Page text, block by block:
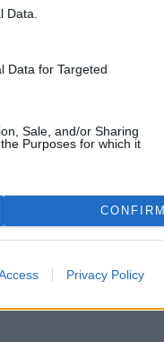
Data.
Data for Targeted
Sale, and/or Sharing
Purposes for which it
CONFIRM
Privacy Policy
svůj příspěvek, se ale
právo smazat diskusní